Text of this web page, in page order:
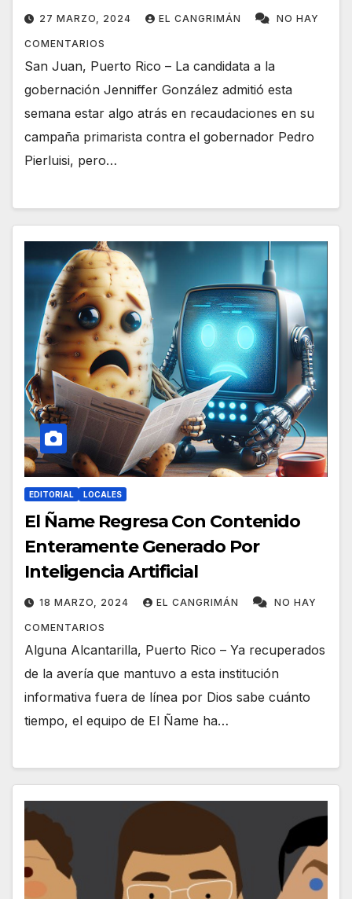
27 MARZO, 2024 EL CANGRIMÁN NO HAY
COMENTARIOS
San Juan, Puerto Rico – La candidata a la
gobernación Jenniffer González admitió esta
semana estar algo atrás en recaudaciones en su
campaña primarista contra el gobernador Pedro
Pierluisi, pero…
EDITORIAL LOCALES
El Ñame Regresa Con Contenido
Enteramente Generado Por
Inteligencia Artificial
18 MARZO, 2024 EL CANGRIMÁN NO HAY
COMENTARIOS
Alguna Alcantarilla, Puerto Rico – Ya recuperados
de la avería que mantuvo a esta institución
informativa fuera de línea por Dios sabe cuánto
tiempo, el equipo de El Ñame ha…